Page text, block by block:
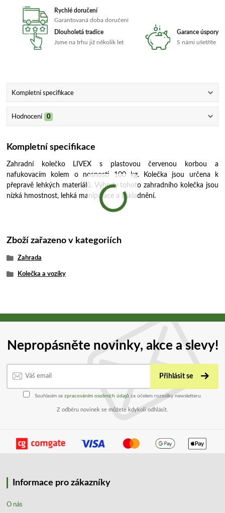
Rychlé doručení
Garantovaná doba doručení
Dlouholetá tradice
Jsme na trhu již několik let
Garance úspory
S námi ušetříte
Kompletní specifikace
Hodnocení 0
Kompletní specifikace
Zahradní kolečko LIVEX s plastovou červenou korbou a
nafukovacím kolem o nosnosti 100 kg. Kolečka jsou určena k
přepravě lehkých materiálů. Výhody tohoto zahradního kolečka jsou
nízká hmostnost, lehká manipulace a uskladnění.
Zboží zařazeno v kategoriích
Zahrada
Kolečka a vozíky
Nepropásněte novinky, akce a slevy!
Přihlásit se
Souhlasím se zpracováním osobních údajů za účelem rozesílky newsletteru.
Z odběru novinek se můžete kdykoli odhlásit.
Informace pro zákazníky
O nás